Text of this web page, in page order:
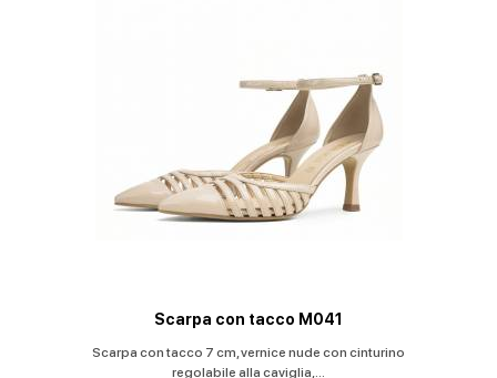
Scarpa con tacco M041
Scarpa con tacco 7 cm, vernice nude con cinturino
regolabile alla caviglia,...